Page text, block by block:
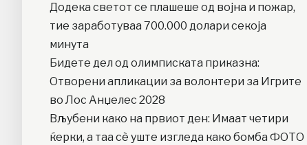
Додека светот се плашеше од војна и пожар,
тие заработуваа 700.000 долари секоја
минута
Бидете дел од олимписката приказна:
Отворени апликации за волонтери за Игрите
во Лос Анџелес 2028
Вљубени како на првиот ден: Имаат четири
ќерки, а таа сè уште изгледа како бомба ФОТО